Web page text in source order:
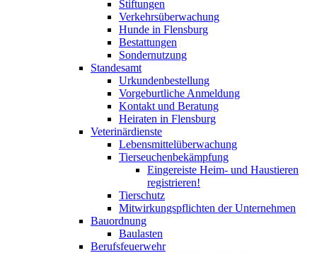
Stiftungen
Verkehrsüberwachung
Hunde in Flensburg
Bestattungen
Sondernutzung
Standesamt
Urkundenbestellung
Vorgeburtliche Anmeldung
Kontakt und Beratung
Heiraten in Flensburg
Veterinärdienste
Lebensmittelüberwachung
Tierseuchenbekämpfung
Eingereiste Heim- und Haustieren
registrieren!
Tierschutz
Mitwirkungspflichten der Unternehmen
Bauordnung
Baulasten
Berufsfeuerwehr